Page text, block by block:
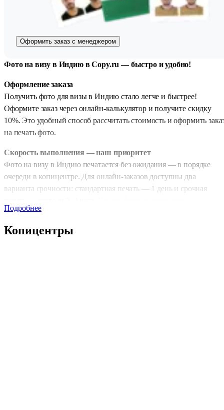
Оформить заказ с менеджером
Фото на визу в Индию в Copy.ru — быстро и удобно!
Оформление заказа
Получить фото для визы в Индию стало легче и быстрее!
Оформите заказ через онлайн-калькулятор и получите скидку
10%. Это удобный способ рассчитать стоимость и оформить
на печать фото.
Скорость выполнения — наш приоритет
Фото на визу в Индию печатается без ожидания — в порядке
очереди в копицентре. Для онлайн-заказов доступны два
варианта срочности: стандартная печать — 1 день и срочная
организована так, чтобы готовые фотографии были выданы
точно в срок.
Подробнее
Копицентры